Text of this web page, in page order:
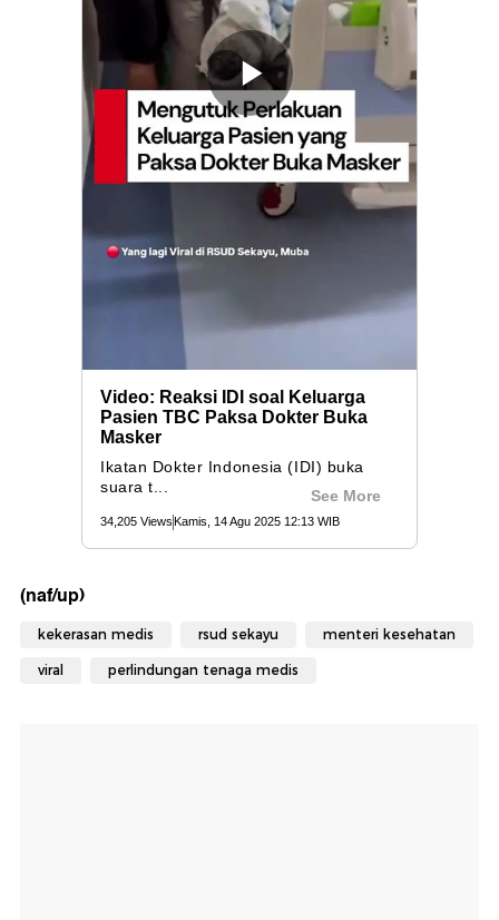
(naf/up)
kekerasan medis rsud sekayu menteri kesehatan
viral perlindungan tenaga medis